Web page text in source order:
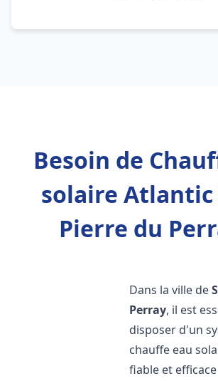
Besoin de
solaire Atlantic
Pierre du
Dans la ville de
Perray, il est
disposer d'un
chauffe eau
fiable et